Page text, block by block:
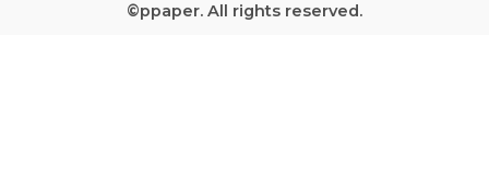
©ppaper. All rights reserved.